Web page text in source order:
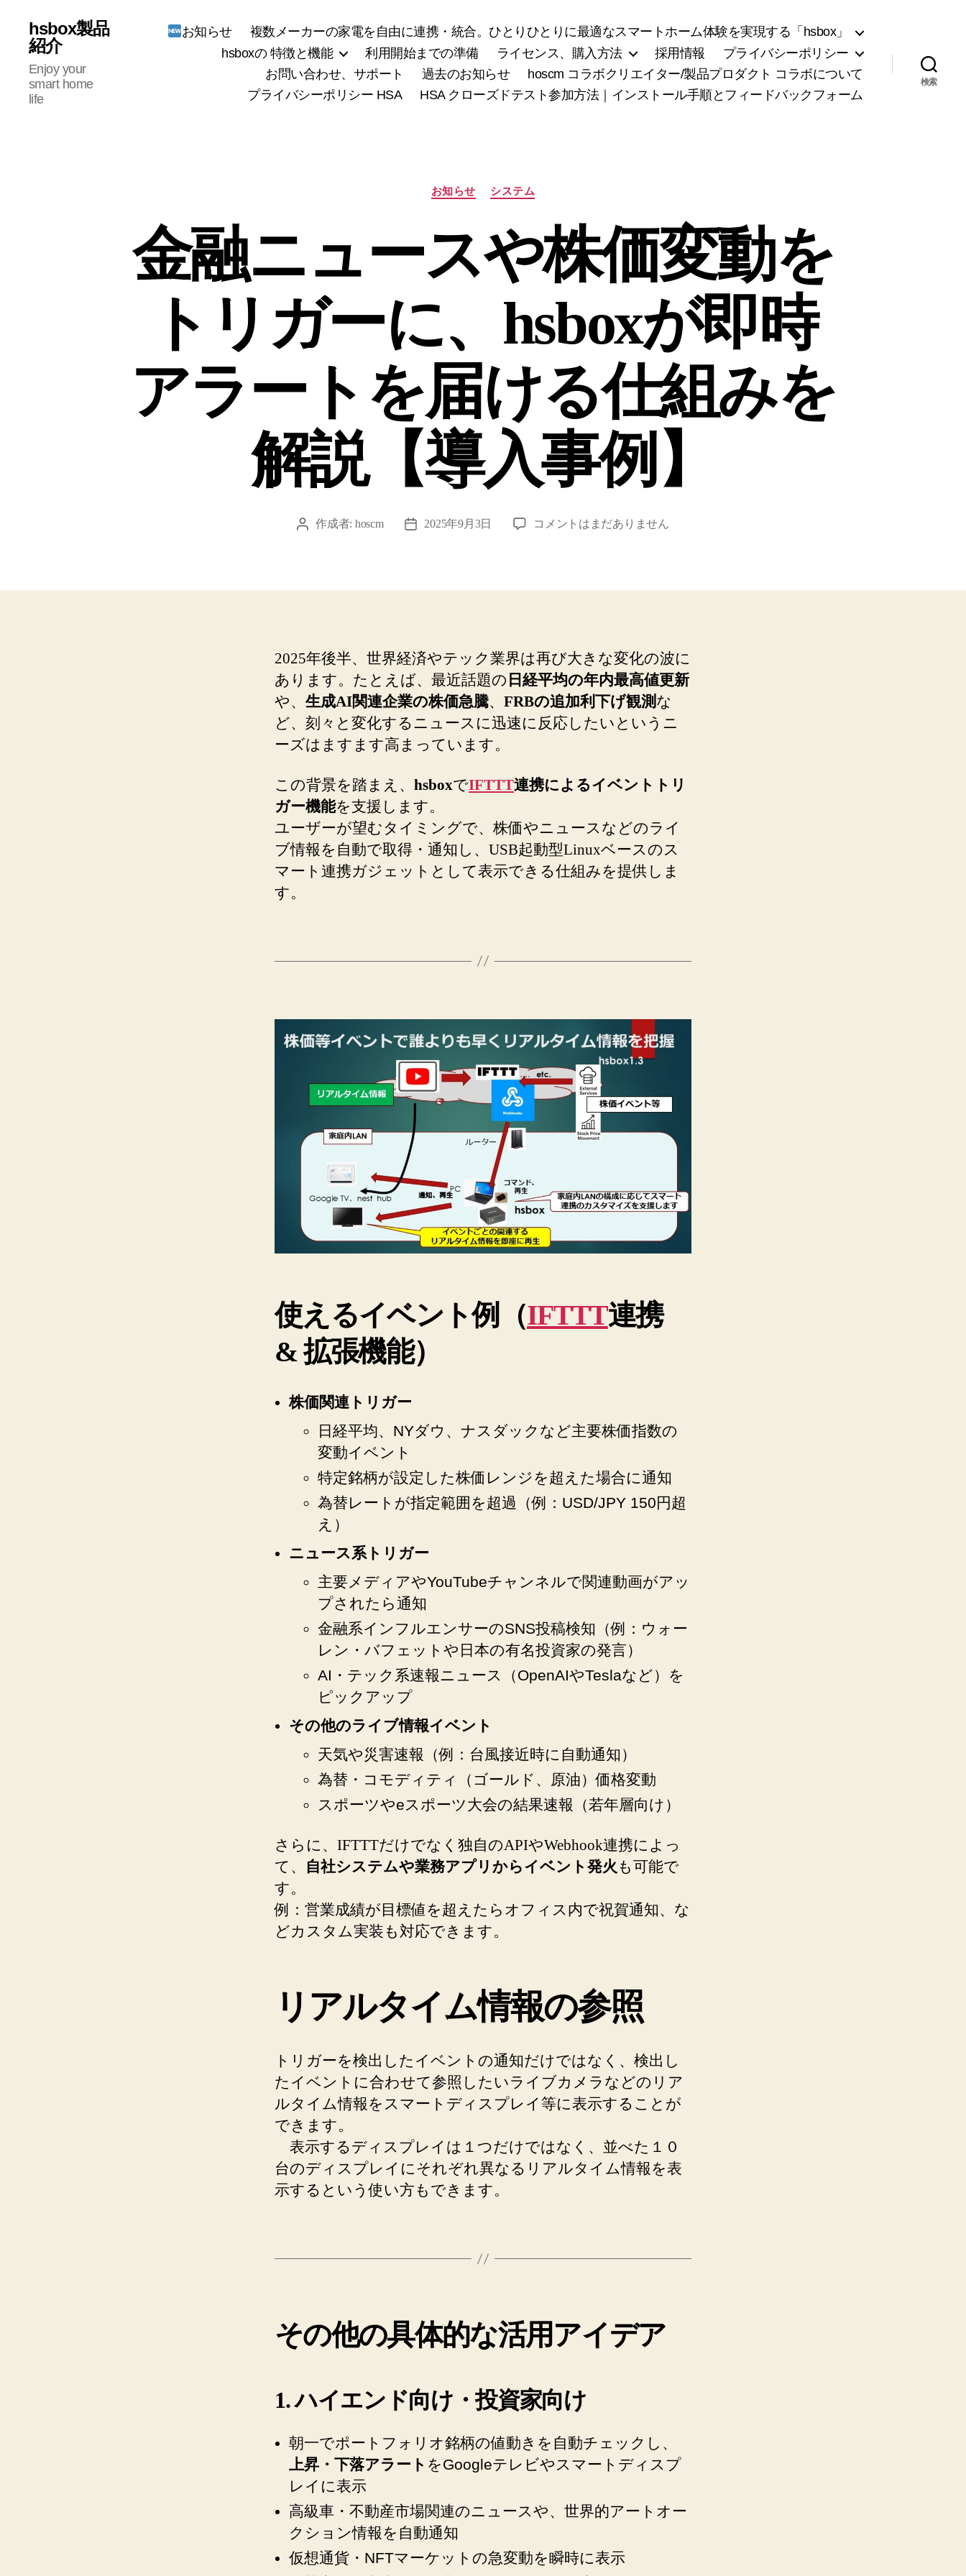
hsbox製品
紹介
Enjoy your
smart home
life
お知らせ
複数メーカーの家電を自由に連携・統合。ひとりひとりに最適なスマートホーム体験を実現する「hsbox」
hsboxの 特徴と機能
利用開始までの準備 ライセンス、購入方法 採用情報
プライバシーポリシー
お問い合わせ、サポート
過去のお知らせ
hoscm コラボクリエイター/製品プロダクト コラボについて
プライバシーポリシー HSA
HSA クローズドテスト参加方法｜インストール手順とフィードバックフォーム
検索
カ
テ
リ
ー
お知らせ システム
金融ニュースや株価変動を
トリガーに、hsboxが即時
アラートを届ける仕組みを
解説【導入事例】
投 作成者: hoscm
投
2025年9月3日
金
ー
価
変
動
ト
ー
が
即
時
仕
組
を
へ
の
コメントはまだありません
2025年後半、世界経済やテック業界は再び大きな変化の波に
あります。たとえば、最近話題の 日経平均の年内最高値更新
や、 生成AI関連企業の株価急騰、 FRBの追加利下げ観測な
ど、刻々と変化するニュースに迅速に反応したいというニ
ーズはますます高まっています。
この背景を踏まえ、 hsboxでIFTTT連携によるイベントトリ
ガー機能を支援します。
ユーザーが望むタイミングで、株価やニュースなどのライ
ブ情報を自動で取得・通知し、USB起動型Linuxベースのス
マート連携ガジェットとして表示できる仕組みを提供しま
す。
使えるイベント例（IFTTT連携
& 拡張機能）
株価関連トリガー
日経平均、NYダウ、ナスダックなど主要株価指数の
変動イベント
特定銘柄が設定した株価レンジを超えた場合に通知
為替レートが指定範囲を超過（例：USD/JPY 150円超
え）
ニュース系トリガー
主要メディアやYouTubeチャンネルで関連動画がアッ
プされたら通知
金融系インフルエンサーのSNS投稿検知（例：ウォー
レン・バフェットや日本の有名投資家の発言）
AI・テック系速報ニュース（OpenAIやTeslaなど）を
ピックアップ
その他のライブ情報イベント
天気や災害速報（例：台風接近時に自動通知）
為替・コモディティ（ゴールド、原油）価格変動
スポーツやeスポーツ大会の結果速報（若年層向け）
さらに、IFTTTだけでなく独自のAPIやWebhook連携によっ
て、 自社システムや業務アプリからイベント発火 も可能で
す。
例：営業成績が目標値を超えたらオフィス内で祝賀通知、な
どカスタム実装も対応できます。
リアルタイム情報の参照
トリガーを検出したイベントの通知だけではなく、検出し
たイベントに合わせて参照したいライブカメラなどのリア
ルタイム情報をスマートディスプレイ等に表示することが
できます。
表示するディスプレイは１つだけではなく、並べた１０
台のディスプレイにそれぞれ異なるリアルタイム情報を表
示するという使い方もできます。
その他の具体的な活用アイデア
1. ハイエンド向け・投資家向け
朝一でポートフォリオ銘柄の値動きを自動チェックし、
上昇・下落アラート をGoogleテレビやスマートディスプ
レイに表示
高級車・不動産市場関連のニュースや、世界的アートオー
クション情報を自動通知
仮想通貨・NFTマーケットの急変動を瞬時に表示